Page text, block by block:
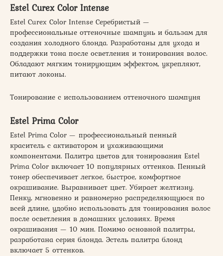
Estel Curex Color Intense
Estel Curex Color Intense Cеребристый —
профессиональные оттеночные шампунь и бальзам для
создания холодного блонда. Разработаны для ухода и
поддержки тона после осветления и тонирования волос.
Обладают мягким тонирующим эффектом, укрепляют,
питают локоны.
Тонирование с использованием оттеночного шампуня
Estel Prima Color
Estel Prima Color — профессиональный пенный
краситель с активатором и ухаживающими
компонентами. Палитра цветов для тонирования Estel
Prima Color включает 10 популярных оттенков. Пенный
тонер обеспечивает легкое, быстрое, комфортное
окрашивание. Выравнивает цвет. Убирает желтизну.
Пенку, мгновенно и равномерно распределяющуюся по
всей длине, удобно использовать для тонирования волос
после осветления в домашних условиях. Время
окрашивания — 10 мин. Помимо основной палитры,
разработана серия блонда. Эстель палитра блонд
включает 5 оттенков.